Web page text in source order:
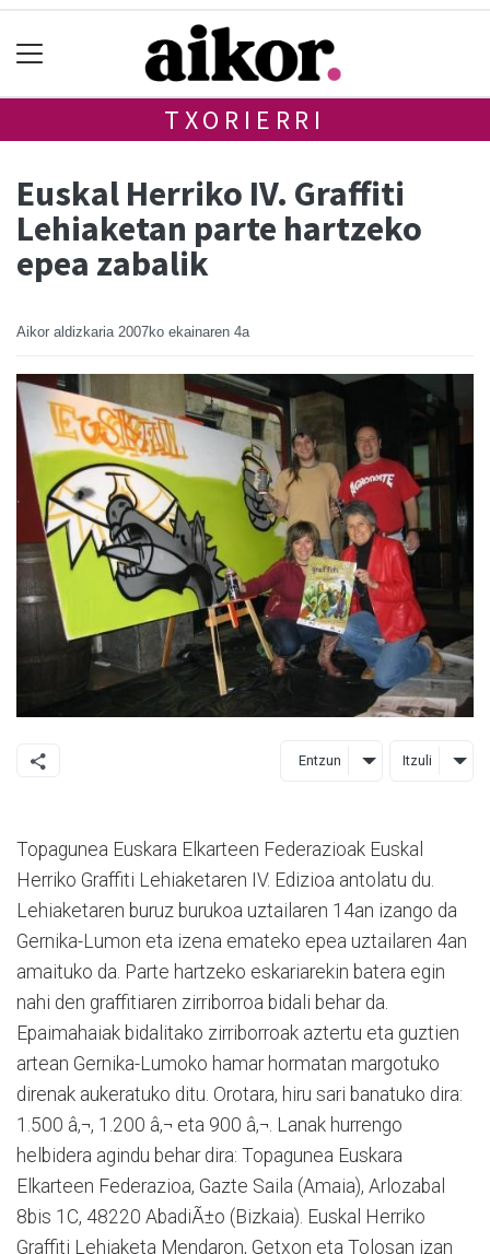
TXORIERRI
Euskal Herriko IV. Graffiti
Lehiaketan parte hartzeko
epea zabalik
Aikor aldizkaria 2007ko ekainaren 4a
Entzun Itzuli
Topagunea Euskara Elkarteen Federazioak Euskal
Herriko Graffiti Lehiaketaren IV. Edizioa antolatu du.
Lehiaketaren buruz burukoa uztailaren 14an izango da
Gernika-Lumon eta izena emateko epea uztailaren 4an
amaituko da. Parte hartzeko eskariarekin batera egin
nahi den graffitiaren zirriborroa bidali behar da.
Epaimahaiak bidalitako zirriborroak aztertu eta guztien
artean Gernika-Lumoko hamar hormatan margotuko
direnak aukeratuko ditu. Orotara, hiru sari banatuko dira:
1.500 â‚¬, 1.200 â‚¬ eta 900 â‚¬. Lanak hurrengo
helbidera agindu behar dira: Topagunea Euskara
Elkarteen Federazioa, Gazte Saila (Amaia), Arlozabal
8bis 1C, 48220 AbadiÃ±o (Bizkaia). Euskal Herriko
Graffiti Lehiaketa Mendaron, Getxon eta Tolosan izan